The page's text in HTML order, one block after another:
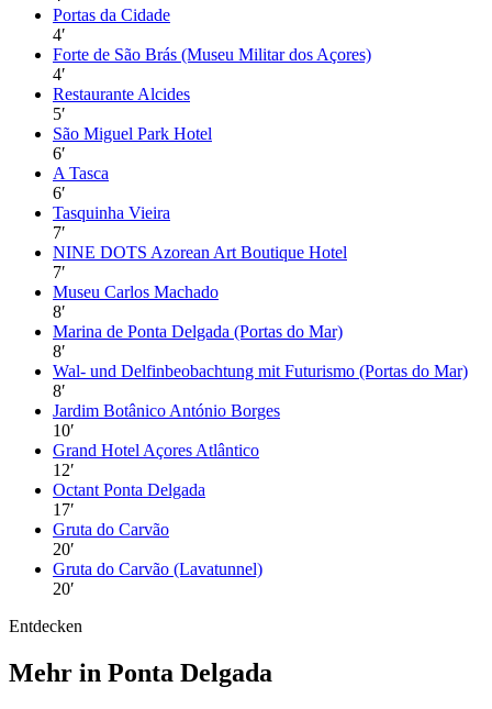
Portas da Cidade
4′
Forte de São Brás (Museu Militar dos Açores)
4′
Restaurante Alcides
5′
São Miguel Park Hotel
6′
A Tasca
6′
Tasquinha Vieira
7′
NINE DOTS Azorean Art Boutique Hotel
7′
Museu Carlos Machado
8′
Marina de Ponta Delgada (Portas do Mar)
8′
Wal- und Delfinbeobachtung mit Futurismo (Portas do Mar)
8′
Jardim Botânico António Borges
10′
Grand Hotel Açores Atlântico
12′
Octant Ponta Delgada
17′
Gruta do Carvão
20′
Gruta do Carvão (Lavatunnel)
20′
Entdecken
Mehr in Ponta Delgada